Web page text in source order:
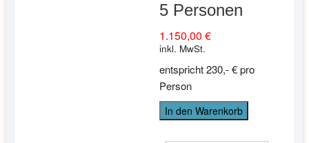
5 Personen
1.150,00 €
inkl. MwSt.
entspricht 230,- € pro
Person
Ballonfahrt
für
In den Warenkorb